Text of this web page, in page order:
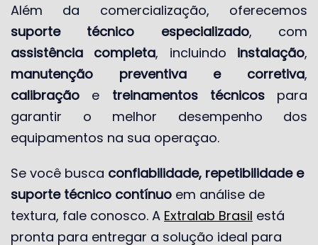
Além da comercialização, oferecemos
suporte técnico especializado, com
assistência completa, incluindo instalação,
manutenção preventiva e corretiva,
calibração e treinamentos técnicospara
garantir o melhor desempenho dos
equipamentos na sua operaçao.
Se você busca confiabilidade, repetibilidade e
suporte técnico contínuo em análise de
textura, fale conosco. A Extralab Brasil está
pronta para entregar a solução ideal para